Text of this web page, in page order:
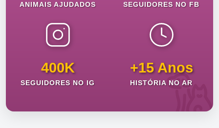
ANIMAIS AJUDADOS SEGUIDORES NO FB
400K
SEGUIDORES NO IG
+15 Anos
HISTÓRIA NO AR